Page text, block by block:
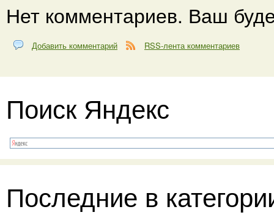
Нет комментариев. Ваш
Добавить комментарий RSS-лента комментариев
Поиск Яндекс
Последние в